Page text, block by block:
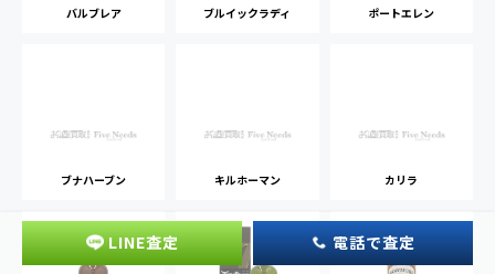
バルブレア ブルイックラディ ポートエレン
ブナハーブン キルホーマン カリラ
LINE査定 電話で査定